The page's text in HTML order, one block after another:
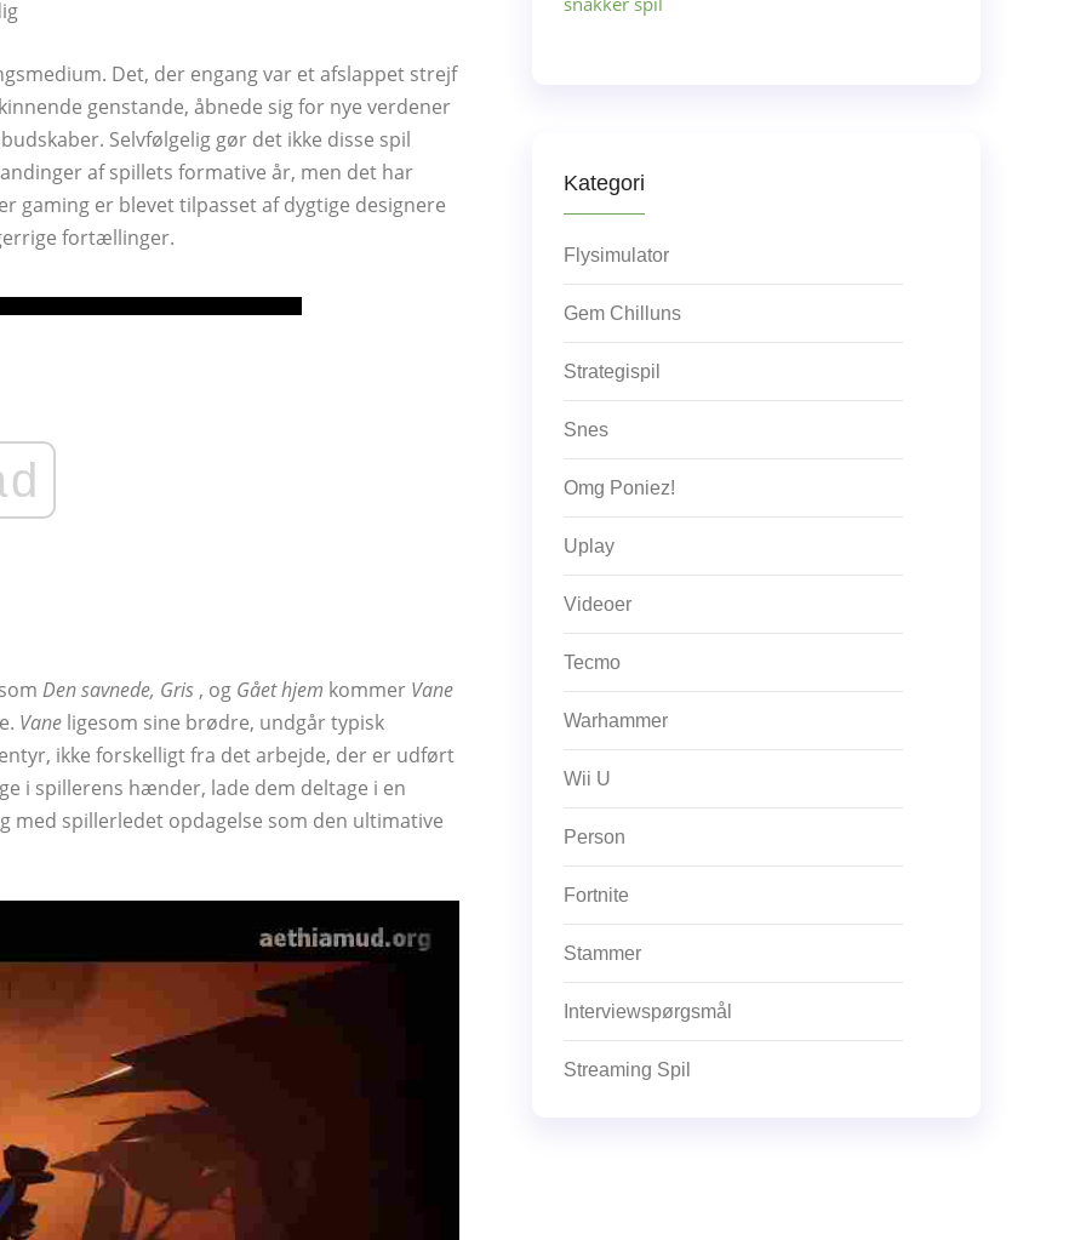
Det, der engang var et afslappet strejf
genstande, åbnede sig for nye verdener
Selvfølgelig gør det ikke disse spil
af spillets formative år, men det har
gaming er blevet tilpasset af dygtige designere
fortællinger.
Den savnede, Gris , og Gået hjem kommer Vane
Vane ligesom sine brødre, undgår typisk
ikke forskelligt fra det arbejde, der er udført
i spillerens hænder, lade dem deltage i en
med spillerledet opdagelse som den ultimative
Kategori
Flysimulator
Gem Chilluns
Strategispil
Snes
Omg Poniez!
Uplay
Videoer
Tecmo
Warhammer
Wii U
Person
Fortnite
Stammer
Interviewspørgsmål
Streaming Spil